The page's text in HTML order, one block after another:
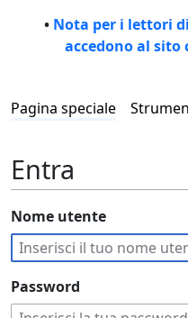
• Nota per i lettori
accedono al sito
Pagina speciale
Entra
Nome utente
Password